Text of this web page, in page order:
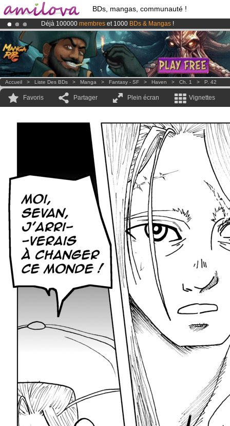
BDs, mangas, communauté !
Déjà 100000 membres et 1000 BDs & Mangas !
LeKickstarter Amilova est désormais lancé!.
Abonnement premium: à partir de
3.95 eurospar mois !Clique ici
Accueil > Liste Des BDs > Manga > Fantasy - SF > Haven > Ch. 1 > P. 42
Favoris Partager Plein écran Vignettes